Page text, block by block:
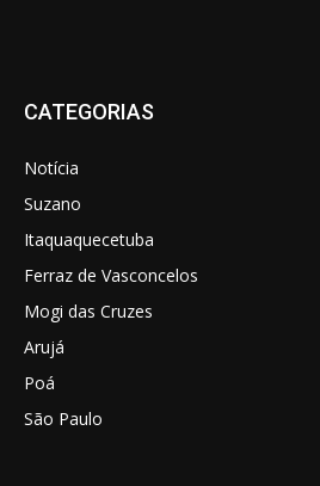
CATEGORIAS
Notícia
Suzano
Itaquaquecetuba
Ferraz de Vasconcelos
Mogi das Cruzes
Arujá
Poá
São Paulo